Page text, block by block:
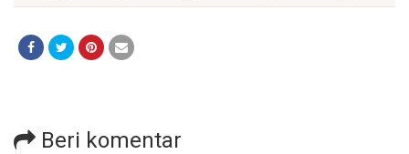
Beri komentar